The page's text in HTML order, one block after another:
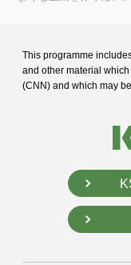
This programme
and other material
(CNN) and which may